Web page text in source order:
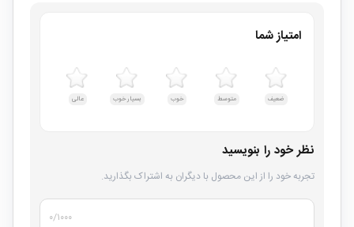
امتیاز شما
ضعیف متوسط خوب بسیار خوب عالی
نظر خود را بنویسید
تجربه خود را از این محصول با دیگران به اشتراک بگذارید.
۰/۱۰۰۰